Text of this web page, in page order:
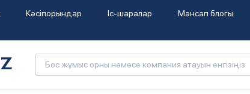
Кәсіпорындар Іс-шаралар Мансап блогы